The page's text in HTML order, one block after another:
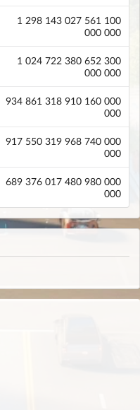
1 298 143 027 561 100
000 000
1 024 722 380 652 300
000 000
934 861 318 910 160 000
000
917 550 319 968 740 000
000
689 376 017 480 980 000
000